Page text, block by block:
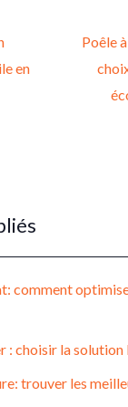
en
Poêle
comment
: choisir la solution
trouver les